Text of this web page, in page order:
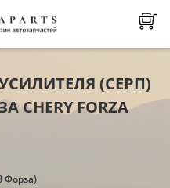
(СЕРП)
CHERY FORZA
Форза)